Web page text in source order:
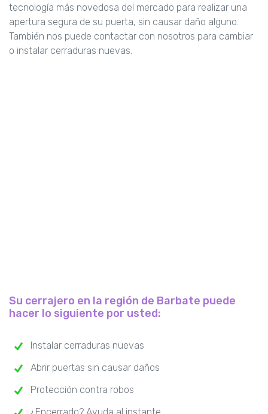
tecnología más novedosa del mercado para realizar una
apertura segura de su puerta, sin causar daño alguno.
También nos puede contactar con nosotros para cambiar
o instalar cerraduras nuevas.
Su cerrajero en la región de Barbate puede
hacer lo siguiente por usted:
Instalar cerraduras nuevas
Abrir puertas sin causar daños
Protección contra robos